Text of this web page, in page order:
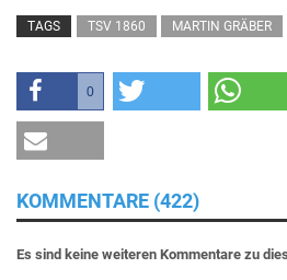
TAGS TSV 1860 MARTIN GRÄBER
0
KOMMENTARE (422)
Es sind keine weiteren Kommentare zu